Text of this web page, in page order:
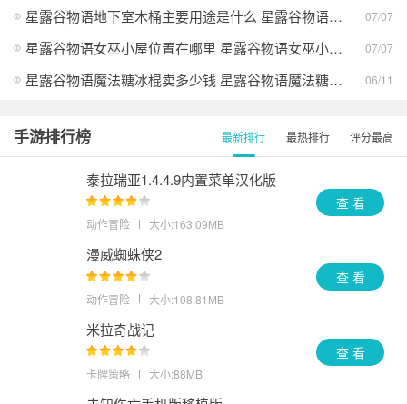
星露谷物语地下室木桶主要用途是什么 星露谷物语地下室木桶主要用途一览 07/07
星露谷物语女巫小屋位置在哪里 星露谷物语女巫小屋位置大全分享 07/07
星露谷物语魔法糖冰棍卖多少钱 星露谷物语魔法糖冰棍最新售卖价格 06/11
手游排行榜 最新排行 最热排行 评分最高
泰拉瑞亚1.4.4.9内置菜单汉化版
动作冒险 大小:163.09MB
查 看
漫威蜘蛛侠2
动作冒险 大小:108.81MB
查 看
米拉奇战记
卡牌策略 大小:88MB
查 看